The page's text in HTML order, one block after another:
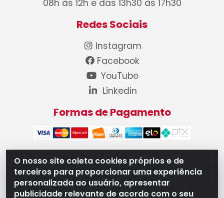
O nosso site coleta cookies próprios e de
terceiros para proporcionar uma experiência
personalizada ao usuário, apresentar
publicidade relevante de acordo com o seu
08h às 12h e das 13h30 às 17h30
Redes Sociais
Instagram
Facebook
YouTube
Linkedin
Formas de Pagamento
WB Componentes Automotivos LTDA - CNPJ
08.528.393/0001-12 - Rua do Níquel, 667 - Parque
Oeste Industrial, Goiânia/GO - CEP 74375-660